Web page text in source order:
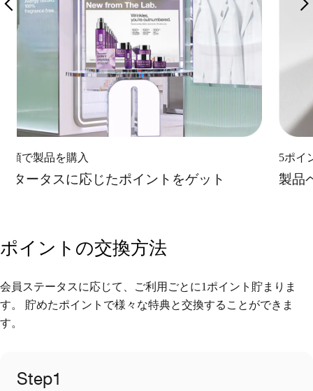
店頭で製品を購入
スタータスに応じたポイントをゲット
5ポイ
製品
ポイントの交換方法
会員ステータスに応じて、ご利用ごとに1ポイント貯まりま
す。 貯めたポイントで様々な特典と交換することができま
す。
Step1